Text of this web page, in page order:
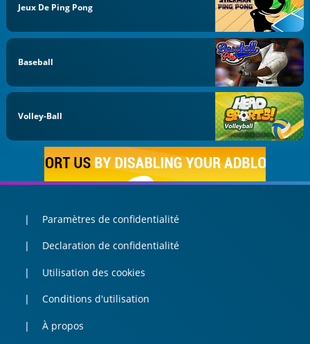
Jeux De Ping Pong
Baseball
Volley-Ball
Paramètres de confidentialité
Declaration de confidentialité
Utilisation des cookies
Conditions d'utilisation
À propos